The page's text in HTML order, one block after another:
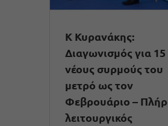
Κ Κυρανάκης:
Διαγωνισμός για 15
νέους συρμούς του
μετρό ως τον
Φεβρουάριο –
λειτουργικός